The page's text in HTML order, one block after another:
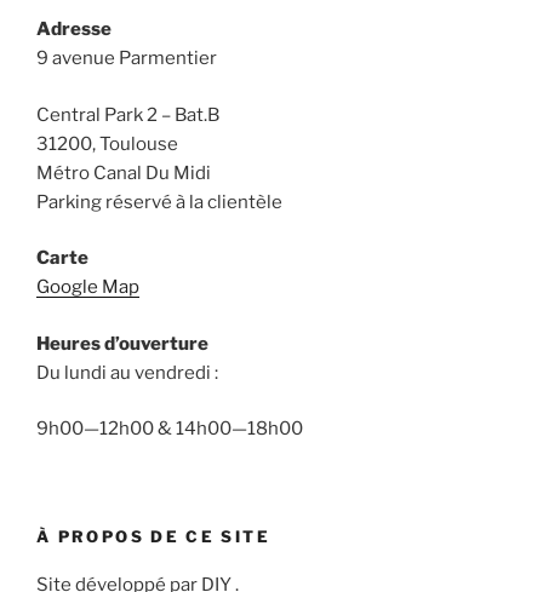
Adresse
9 avenue Parmentier
Central Park 2 – Bat.B
31200, Toulouse
Métro Canal Du Midi
Parking réservé à la clientèle
Carte
Google Map
Heures d’ouverture
Du lundi au vendredi :
9h00—12h00 & 14h00—18h00
À PROPOS DE CE SITE
Site développé par DIY .